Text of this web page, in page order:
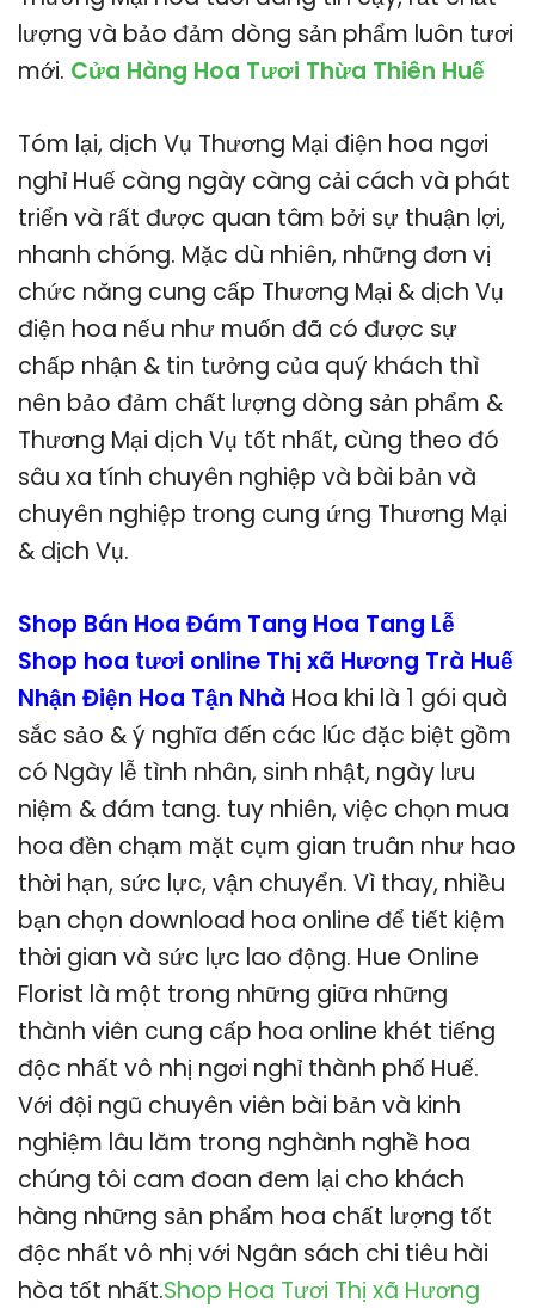
lượng và bảo đảm dòng sản phẩm luôn tươi
mới. Cửa Hàng Hoa Tươi Thừa Thiên Huế
Tóm lại, dịch Vụ Thương Mại điện hoa ngơi
nghỉ Huế càng ngày càng cải cách và phát
triển và rất được quan tâm bởi sự thuận lợi,
nhanh chóng. Mặc dù nhiên, những đơn vị
chức năng cung cấp Thương Mại & dịch Vụ
điện hoa nếu như muốn đã có được sự
chấp nhận & tin tưởng của quý khách thì
nên bảo đảm chất lượng dòng sản phẩm &
Thương Mại dịch Vụ tốt nhất, cùng theo đó
sâu xa tính chuyên nghiệp và bài bản và
chuyên nghiệp trong cung ứng Thương Mại
& dịch Vụ.
Shop Bán Hoa Đám Tang Hoa Tang Lễ
Shop hoa tươi online Thị xã Hương Trà Huế
Nhận Điện Hoa Tận Nhà Hoa khi là 1 gói quà
sắc sảo & ý nghĩa đến các lúc đặc biệt gồm
có Ngày lễ tình nhân, sinh nhật, ngày lưu
niệm & đám tang. tuy nhiên, việc chọn mua
hoa đền chạm mặt cụm gian truân như hao
thời hạn, sức lực, vận chuyển. Vì thay, nhiều
bạn chọn download hoa online để tiết kiệm
thời gian và sức lực lao động. Hue Online
Florist là một trong những giữa những
thành viên cung cấp hoa online khét tiếng
độc nhất vô nhị ngơi nghỉ thành phố Huế.
Với đội ngũ chuyên viên bài bản và kinh
nghiệm lâu lăm trong nghành nghề hoa
chúng tôi cam đoan đem lại cho khách
hàng những sản phẩm hoa chất lượng tốt
độc nhất vô nhị với Ngân sách chi tiêu hài
hòa tốt nhất.Shop Hoa Tươi Thị xã Hương